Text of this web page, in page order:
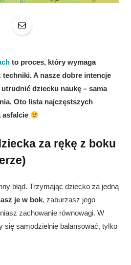
to proces, który wymaga
A nasze dobre intencje
dziecku naukę – sama
Oto lista najczęstszych
asfalcie
za rękę z boku
błąd. Trzymając dziecko za jedną
je w bok, zaburzasz jego
zachowanie równowagi. W
się samodzielnie balansować, tylko